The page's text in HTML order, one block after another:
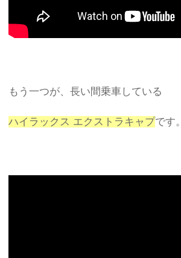
もう一つが、長い間乗車している
ハイラックス エクストラキャプです。